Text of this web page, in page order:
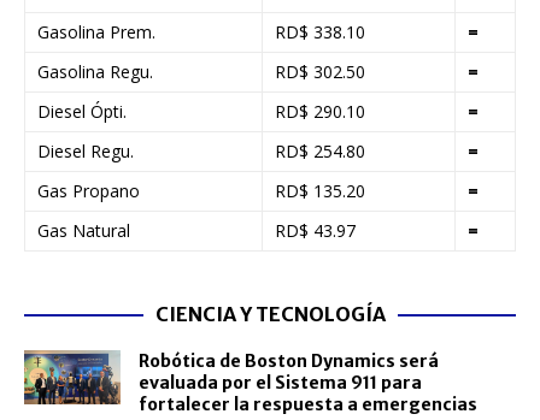
Gasolina Prem.
RD$ 338.10
=
Gasolina Regu.
RD$ 302.50
=
Diesel Ópti.
RD$ 290.10
=
Diesel Regu.
RD$ 254.80
=
Gas Propano
RD$ 135.20
=
Gas Natural
RD$ 43.97 =
CIENCIA Y TECNOLOGÍA
Robótica de Boston Dynamics será
evaluada por el Sistema 911 para
fortalecer la respuesta a emergencias